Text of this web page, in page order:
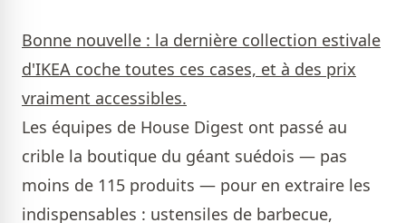
Bonne nouvelle : la dernière collection estivale
d'IKEA coche toutes ces cases, et à des prix
vraiment accessibles.
Les équipes de House Digest ont passé au
crible la boutique du géant suédois — pas
moins de 115 produits — pour en extraire les
indispensables : ustensiles de barbecue,